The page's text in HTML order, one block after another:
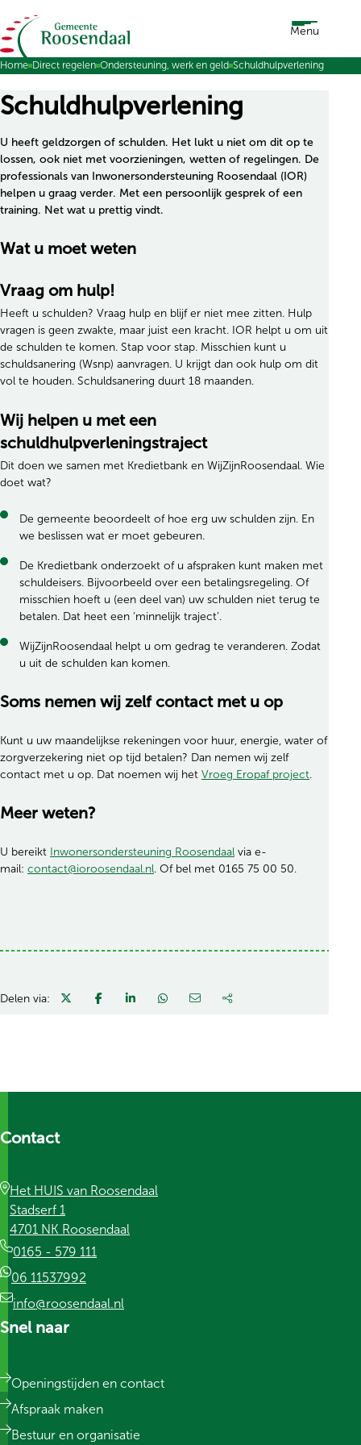
Ga naar de inhoud Menu
Home Direct regelen Ondersteuning, werk en geld Schuldhulpverlening
Schuldhulpverlening
U heeft geldzorgen of schulden. Het lukt u niet om dit op te
lossen, ook niet met voorzieningen, wetten of regelingen. De
professionals van Inwonersondersteuning Roosendaal (IOR)
helpen u graag verder. Met een persoonlijk gesprek of een
training. Net wat u prettig vindt.
Wat u moet weten
Vraag om hulp!
Heeft u schulden? Vraag hulp en blijf er niet mee zitten. Hulp
vragen is geen zwakte, maar juist een kracht. IOR helpt u om uit
de schulden te komen. Stap voor stap. Misschien kunt u
schuldsanering (Wsnp) aanvragen. U krijgt dan ook hulp om dit
vol te houden. Schuldsanering duurt 18 maanden.
Wij helpen u met een
schuldhulpverleningstraject
Dit doen we samen met Kredietbank en WijZijnRoosendaal. Wie
doet wat?
De gemeente beoordeelt of hoe erg uw schulden zijn. En
we beslissen wat er moet gebeuren.
De Kredietbank onderzoekt of u afspraken kunt maken met
schuldeisers. Bijvoorbeeld over een betalingsregeling. Of
misschien hoeft u (een deel van) uw schulden niet terug te
betalen. Dat heet een ‘minnelijk traject’.
WijZijnRoosendaal helpt u om gedrag te veranderen. Zodat
u uit de schulden kan komen.
Soms nemen wij zelf contact met u op
Kunt u uw maandelijkse rekeningen voor huur, energie, water of
zorgverzekering niet op tijd betalen? Dan nemen wij zelf
contact met u op. Dat noemen wij het Vroeg Eropaf project.
Meer weten?
U bereikt Inwonersondersteuning Roosendaal via e-
mail: contact@ioroosendaal.nl. Of bel met 0165 75 00 50.
Delen via:
Contact
Het HUIS van Roosendaal
Stadserf 1
4701 NK Roosendaal
0165 - 579 111
06 11537992
info@roosendaal.nl
Snel naar
Openingstijden en contact
Afspraak maken
Bestuur en organisatie